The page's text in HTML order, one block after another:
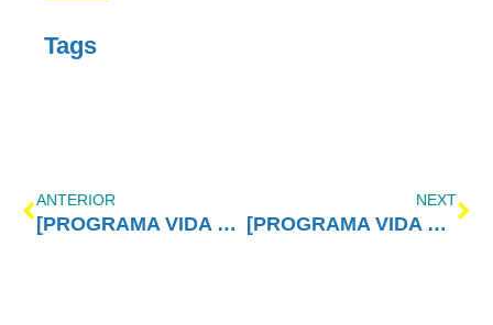
Tags
ANTERIOR
[PROGRAMA VIDA MELHOR – REDEVIDA] – 30/11/2015
NEXT
[PROGRAMA VIDA MELHOR – REDEVIDA] – 07/12/2015